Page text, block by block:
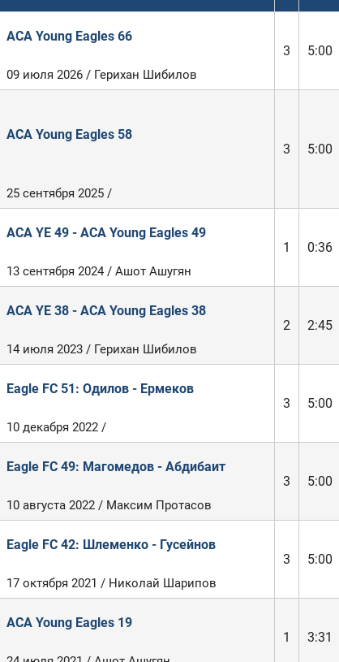
ACA Young Eagles 66
3
5:00
09 июля 2026 / Герихан Шибилов
ACA Young Eagles 58
3
5:00
25 сентября 2025 /
ACA YE 49 - ACA Young Eagles 49
1
0:36
13 сентября 2024 / Ашот Ашугян
ACA YE 38 - ACA Young Eagles 38
2
2:45
14 июля 2023 / Герихан Шибилов
Eagle FC 51: Одилов - Ермеков
3
5:00
10 декабря 2022 /
Eagle FC 49: Магомедов - Абдибаит
3
5:00
10 августа 2022 / Максим Протасов
Eagle FC 42: Шлеменко - Гусейнов
3
5:00
17 октября 2021 / Николай Шарипов
ACA Young Eagles 19
1
3:31